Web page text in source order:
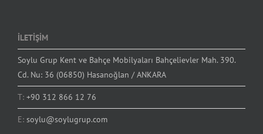
İLETİŞİM
Soylu Grup Kent ve Bahçe Mobilyaları Bahçelievler Mah. 390.
Cd. Nu: 36 (06850) Hasanoğlan / ANKARA
T: +90 312 866 12 76
E: soylu@soylugrup.com